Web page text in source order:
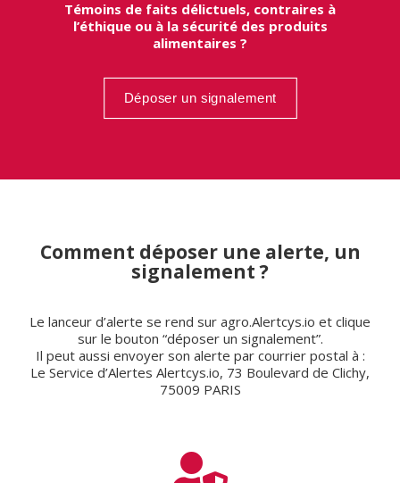
Témoins de faits délictuels, contraires à
l’éthique ou à la sécurité des produits
alimentaires ?
Déposer un signalement
Comment déposer une alerte, un
signalement ?
Le lanceur d’alerte se rend sur agro.Alertcys.io et clique
sur le bouton “déposer un signalement”.
Il peut aussi envoyer son alerte par courrier postal à :
Le Service d’Alertes Alertcys.io, 73 Boulevard de Clichy,
75009 PARIS